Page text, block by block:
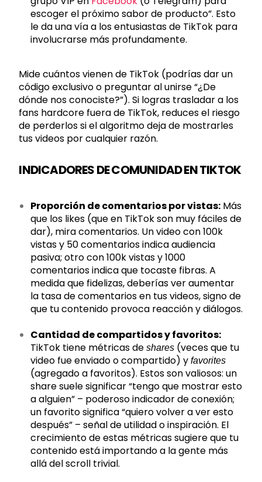
escoger el próximo sabor de producto”. Esto
le da una vía a los entusiastas de TikTok para
involucrarse más profundamente.
Mide cuántos vienen de TikTok (podrías dar un
código exclusivo o preguntar al unirse “¿De
dónde nos conociste?”). Si logras trasladar a los
fans hardcore fuera de TikTok, reduces el riesgo
de perderlos si el algoritmo deja de mostrarles
tus videos por cualquier razón.
INDICADORES DE COMUNIDAD EN TIKTOK
Proporción de comentarios por vistas: Más
que los likes (que en TikTok son muy fáciles de
dar), mira comentarios. Un video con 100k
vistas y 50 comentarios indica audiencia
pasiva; otro con 100k vistas y 1000
comentarios indica que tocaste fibras. A
medida que fidelizas, deberías ver aumentar
la tasa de comentarios en tus videos, signo de
que tu contenido provoca reacción y diálogos.
Cantidad de compartidos y favoritos:
TikTok tiene métricas deshares (veces que tu
video fue enviado o compartido) yfavorites
(agregado a favoritos). Estos son valiosos: un
share suele significar “tengo que mostrar esto
a alguien” – poderoso indicador de conexión;
un favorito significa “quiero volver a ver esto
después” – señal de utilidad o inspiración. El
crecimiento de estas métricas sugiere que tu
contenido está importando a la gente más
allá del scroll trivial.